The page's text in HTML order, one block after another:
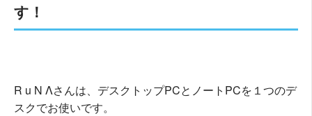
す！
R u N Λさんは、デスクトップPCとノートPCを１つのデ
スクでお使いです。